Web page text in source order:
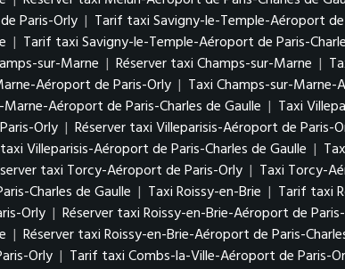
Paris-Orly | Tarif taxi Savigny-le-Temple-Aéroport
| Tarif taxi Savigny-le-Temple-Aéroport de Paris-
sur-Marne | Réserver taxi Champs-sur-Marne |
Aéroport de Paris-Orly | Taxi Champs-sur-Marne-
Aéroport de Paris-Charles de Gaulle | Taxi
Orly | Réserver taxi Villeparisis-Aéroport de Paris-
Villeparisis-Aéroport de Paris-Charles de Gaulle |
taxi Torcy-Aéroport de Paris-Orly | Taxi Torcy-
Charles de Gaulle | Taxi Roissy-en-Brie | Tarif taxi
Orly | Réserver taxi Roissy-en-Brie-Aéroport de
| Réserver taxi Roissy-en-Brie-Aéroport de Paris-
Orly | Tarif taxi Combs-la-Ville-Aéroport de Paris-